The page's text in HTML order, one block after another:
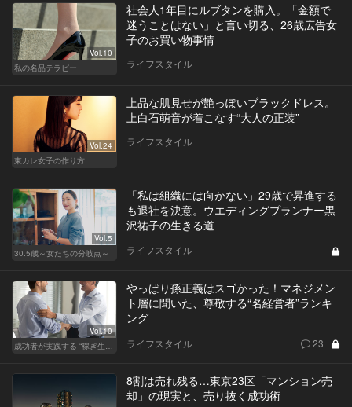
Vol.10
私の名品テラピー
社会人1年目にルブタンを購入。「金額で
迷うことはない」と言い切る、26歳広告女
子のお買い物事情
ライフスタイル
Vol.24
東カレ女子の作り方
上品な肌見せが艶っぽいブラックドレス。
上白石萌音が着こなす“大人の正装”
ライフスタイル
Vol.5
30.5歳～女たちの分岐点～
「私は組織には向かない」29歳で昇進する
も退社を決意。ウエディングプランナー黒
沢祐子の生きる道
ライフスタイル
Vol.10
やっぱり孫正義はスゴかった！マネジメン
ト層に聞いた、尊敬する“名経営者”ランキ
ング
ライフスタイル 23
8割は売れ残る…東京23区「マンション売
却」の現実と、売り抜く成功術